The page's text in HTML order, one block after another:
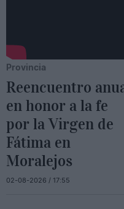
Provincia
Reencuentro
en honor a la fe
por la Virgen de
Fátima en
Moralejos
02-08-2026 / 17:55